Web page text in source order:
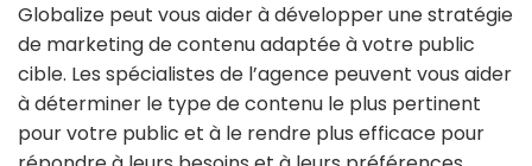
Globalize peut vous aider à développer une stratégie
de marketing de contenu adaptée à votre public
cible. Les spécialistes de l’agence peuvent vous aider
à déterminer le type de contenu le plus pertinent
pour votre public et à le rendre plus efficace pour